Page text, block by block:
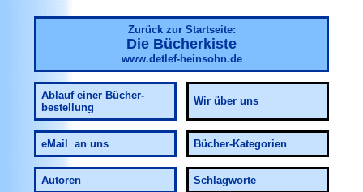
Zurück zur Startseite:
Die Bücherkiste
www.detlef-heinsohn.de
Ablauf einer Bücher-
bestellung
Wir über uns
eMail an uns Bücher-Kategorien
Autoren Schlagworte